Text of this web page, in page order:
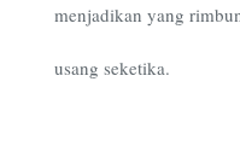
menjadikan yang
usang seketika.